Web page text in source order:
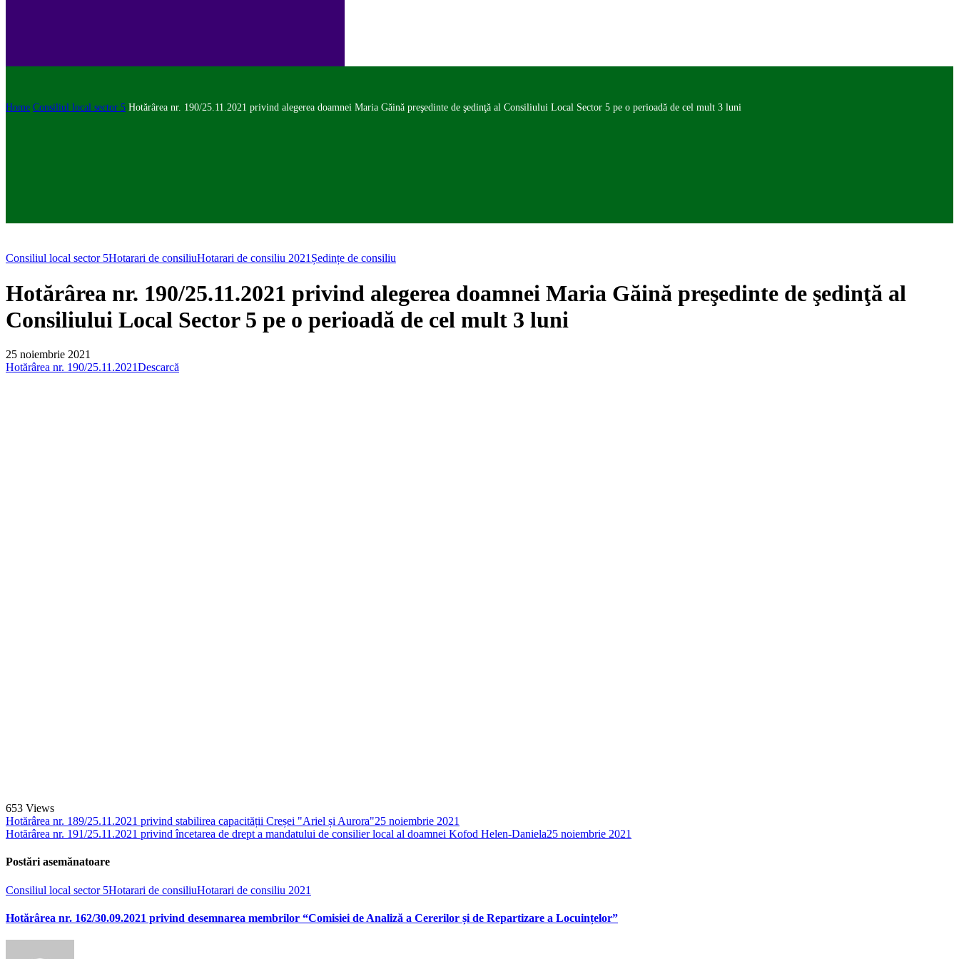
Home Consiliul local sector 5 Hotărârea nr. 190/25.11.2021 privind alegerea doamnei Maria Găină preşedinte de şedinţă al Consiliului Local Sector 5 pe o perioadă de cel mult 3 luni
Consiliul local sector 5Hotarari de consiliuHotarari de consiliu 2021 Ședințe de consiliu
Hotărârea nr. 190/25.11.2021 privind alegerea doamnei Maria Găină preşedinte de şedinţă al
Consiliului Local Sector 5 pe o perioadă de cel mult 3 luni
25 noiembrie 2021
Hotărârea nr. 190/25.11.2021Descarcă
653 Views
Hotărârea nr. 189/25.11.2021 privind stabilirea capacității Creșei "Ariel și Aurora"25 noiembrie 2021
Hotărârea nr. 191/25.11.2021 privind încetarea de drept a mandatului de consilier local al doamnei Kofod Helen-Daniela25 noiembrie 2021
Postări asemănatoare
Consiliul local sector 5Hotarari de consiliuHotarari de consiliu 2021
Hotărârea nr. 162/30.09.2021 privind desemnarea membrilor “Comisiei de Analiză a Cererilor și de Repartizare a Locuințelor”